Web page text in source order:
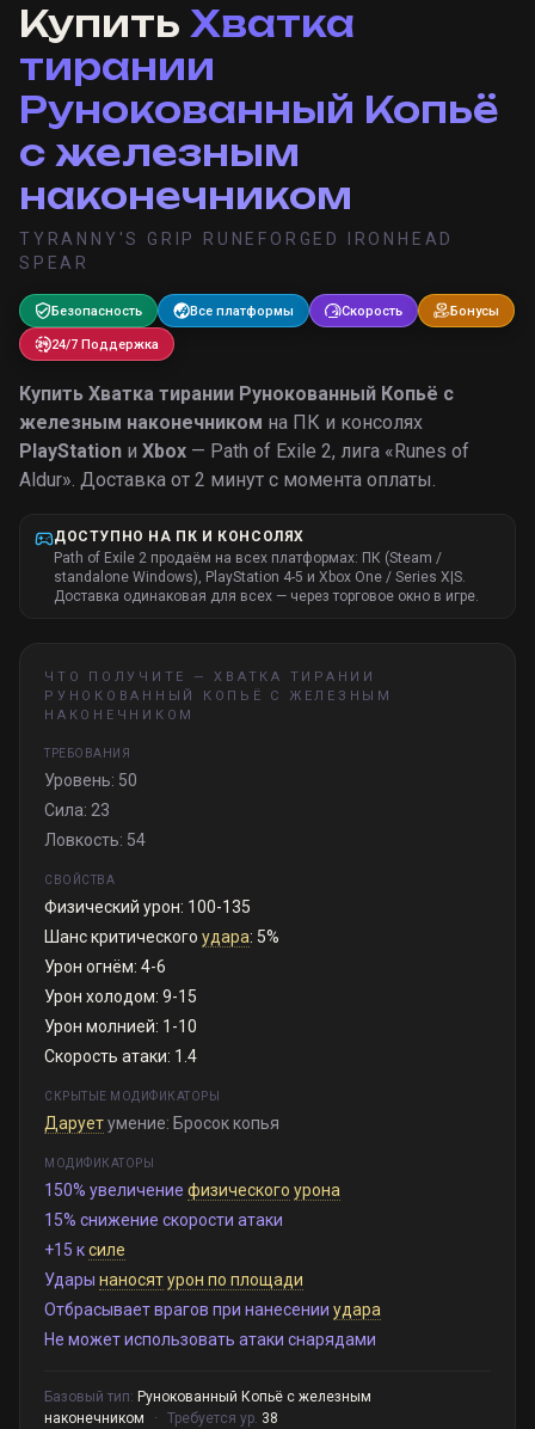
Купить Хватка
тирании
Рунокованный Копьё
с железным
наконечником
TYRANNY'S GRIP RUNEFORGED IRONHEAD
SPEAR
Безопасность Все платформы Скорость Бонусы
24/7 Поддержка
Купить Хватка тирании Рунокованный Копьё с
железным наконечником на ПК и консолях
PlayStation и Xbox — Path of Exile 2, лига « Runes of
Aldur». Доставка от 2 минут с момента оплаты.
ДОСТУПНО НА ПК И КОНСОЛЯХ
Path of Exile 2 продаём на всех платформах: ПК (Steam /
standalone Windows), PlayStation 4-5 и Xbox One / Series X|S.
Доставка одинаковая для всех — через торговое окно в игре.
ЧТО ПОЛУЧИТЕ —ХВАТКА ТИРАНИИ
РУНОКОВАННЫЙ КОПЬЁ С ЖЕЛЕЗНЫМ
НАКОНЕЧНИКОМ
ТРЕБОВАНИЯ
Уровень: 50
Сила: 23
Ловкость: 54
СВОЙСТВА
Физический урон: 100-135
Шанс критического удара: 5%
Урон огнём: 4-6
Урон холодом: 9-15
Урон молнией: 1-10
Скорость атаки: 1.4
СКРЫТЫЕ МОДИФИКАТОРЫ
Даруетумение: Бросок копья
МОДИФИКАТОРЫ
150% увеличение физического урона
15% снижение скорости атаки
+15 ксиле
Удары наносятурон по площади
Отбрасывает врагов при нанесении удара
Не может использовать атаки снарядами
Базовый тип: Рунокованный Копьё с железным
наконечником
· Требуется ур. 38